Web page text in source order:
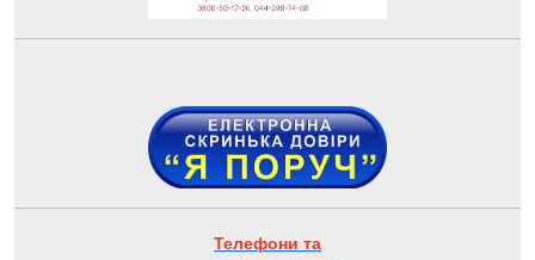
Телефони та